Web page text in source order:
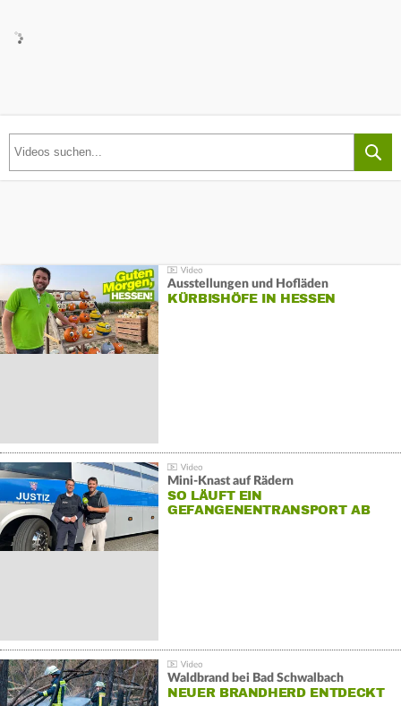
Ausstellungen und Hofläden
KÜRBISHÖFE IN HESSEN
Mini-Knast auf Rädern
SO LÄUFT EIN
GEFANGENENTRANSPORT AB
Waldbrand bei Bad Schwalbach
NEUER BRANDHERD ENTDECKT